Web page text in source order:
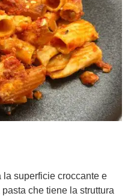
la superficie croccante e
che tiene la struttura